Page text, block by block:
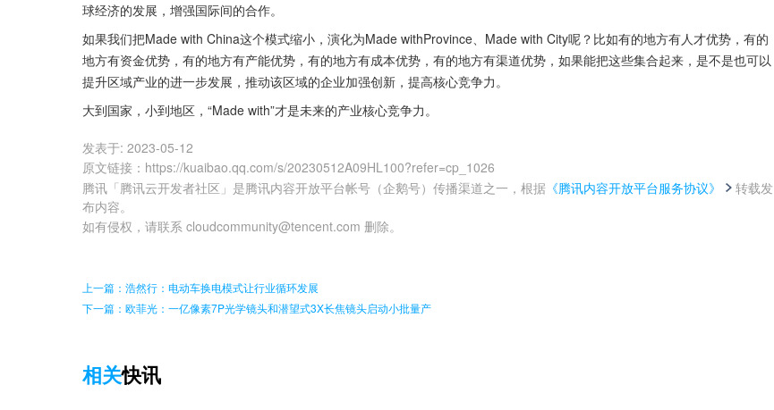
球经济的发展，增强国际间的合作。
如果我们把Made with China这个模式缩小，演化为Made withProvince、Made with City呢？比如有的地方有人才优势，有的
地方有资金优势，有的地方有产能优势，有的地方有成本优势，有的地方有渠道优势，如果能把这些集合起来，是不是也可以
提升区域产业的进一步发展，推动该区域的企业加强创新，提高核心竞争力。
大到国家，小到地区，“Made with”才是未来的产业核心竞争力。
发表于: 2023-05-12
原文链接 ： https://kuaibao.qq.com/s/20230512A09HL100?refer=cp_1026
腾讯「腾讯云开发者社区」是腾讯内容开放平台帐号（企鹅号）传播渠道之一，根据 《腾讯内容开放平台服务协议》
转载发
布内容。
如有侵权，请联系 cloudcommunity@tencent.com 删除。
上一篇：浩然行：电动车换电模式让行业循环发展
下一篇：欧菲光：一亿像素7P光学镜头和潜望式3X长焦镜头启动小批量产
相关快讯